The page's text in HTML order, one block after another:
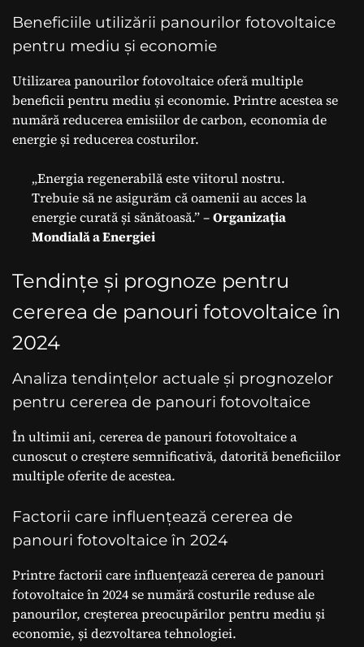
Beneficiile utilizării panourilor fotovoltaice
pentru mediu și economie
Utilizarea panourilor fotovoltaice oferă multiple
beneficii pentru mediu și economie. Printre acestea se
numără reducerea emisiilor de carbon, economia de
energie și reducerea costurilor.
„Energia regenerabilă este viitorul nostru.
Trebuie să ne asigurăm că oamenii au acces la
energie curată și sănătoasă.” –Organizația
Mondială a Energiei
Tendințe și prognoze pentru
cererea de panouri fotovoltaice în
2024
Analiza tendințelor actuale și prognozelor
pentru cererea de panouri fotovoltaice
În ultimii ani, cererea de panouri fotovoltaice a
cunoscut o creștere semnificativă, datorită beneficiilor
multiple oferite de acestea.
Factorii care influențează cererea de
panouri fotovoltaice în 2024
Printre factorii care influențează cererea de panouri
fotovoltaice în 2024 se numără costurile reduse ale
panourilor, creșterea preocupărilor pentru mediu și
economie, și dezvoltarea tehnologiei.